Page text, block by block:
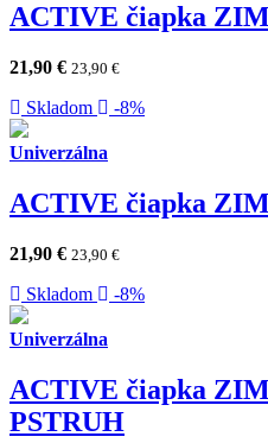
ACTIVE čiapka
21,90 € 23,90 €
Skladom -8%
Univerzálna
ACTIVE čiapka
21,90 € 23,90 €
Skladom -8%
Univerzálna
ACTIVE čiapka
PSTRUH